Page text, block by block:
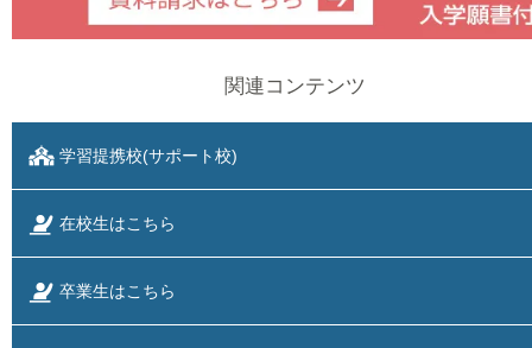
関連コンテンツ
学習提携校(サポート校)
在校生はこちら
卒業生はこちら